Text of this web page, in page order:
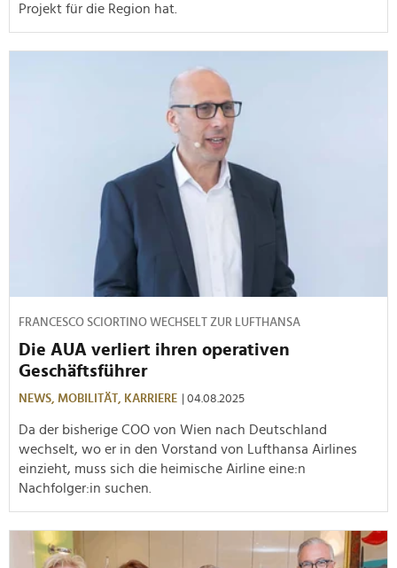
Projekt für die Region hat.
FRANCESCO SCIORTINO WECHSELT ZUR LUFTHANSA
Die AUA verliert ihren operativen
Geschäftsführer
NEWS, MOBILITÄT, KARRIERE | 04.08.2025
Da der bisherige COO von Wien nach Deutschland
wechselt, wo er in den Vorstand von Lufthansa Airlines
einzieht, muss sich die heimische Airline eine:n
Nachfolger:in suchen.